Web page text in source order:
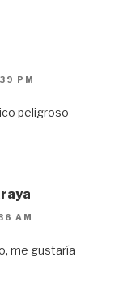
PM
peligroso
AM
me gustaría